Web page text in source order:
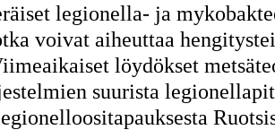
legionella- ja
voivat aiheuttaa
löydökset
suurista